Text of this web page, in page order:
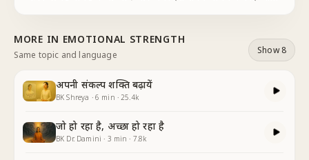
MORE IN EMOTIONAL STRENGTH
Same topic and language Show 8
अपनी संकल्प शक्ति बढ़ायें
BK Shreya · 6 min ·25.4k
जो हो रहा है, अच्छा हो रहा है
BK Dr. Damini · 3 min · 7.8k